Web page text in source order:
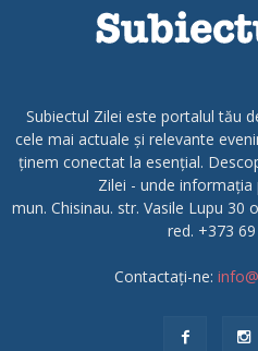
Subiectul Zilei este portalul tău
cele mai actuale și relevante
ținem conectat la esențial.
Zilei - unde
mun. Chisinau. str. Vasile Lupu 30
red. +373
Contactați-ne: